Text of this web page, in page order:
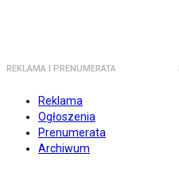
REKLAMA I PRENUMERATA
Reklama
Ogłoszenia
Prenumerata
Archiwum